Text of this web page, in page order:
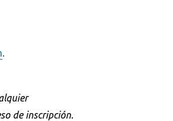
.
de inscripción.